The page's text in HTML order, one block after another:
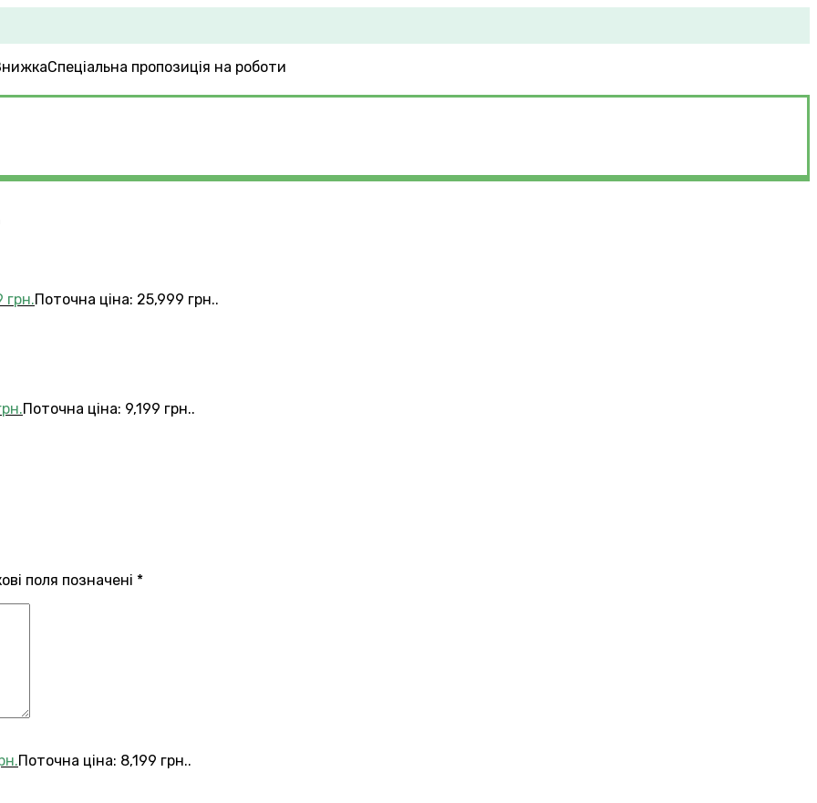
Спеціальна пропозиція на роботи
грн.Поточна ціна: 25,999 грн..
Поточна ціна: 9,199 грн..
Поточна ціна: 8,199 грн..
поля позначені *